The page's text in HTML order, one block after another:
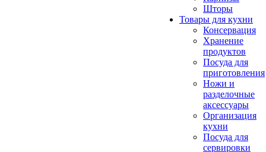
Шторы
Товары для кухни
Консервация
Хранение
продуктов
Посуда для
приготовления
Ножи и
разделочные
аксессуары
Организация
кухни
Посуда для
сервировки